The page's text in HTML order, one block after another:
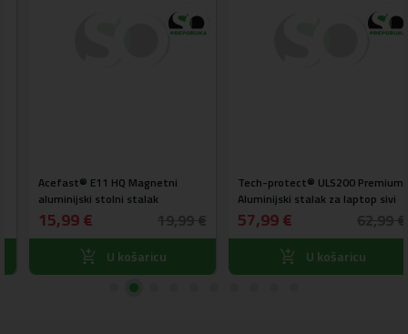
Acefast® E11 HQ Magnetni
aluminijski stolni stalak
15,99 €
U košaricu
Tech-protect® ULS200 Premium
Aluminijski stalak za laptop sivi
57,99 €
U košaricu